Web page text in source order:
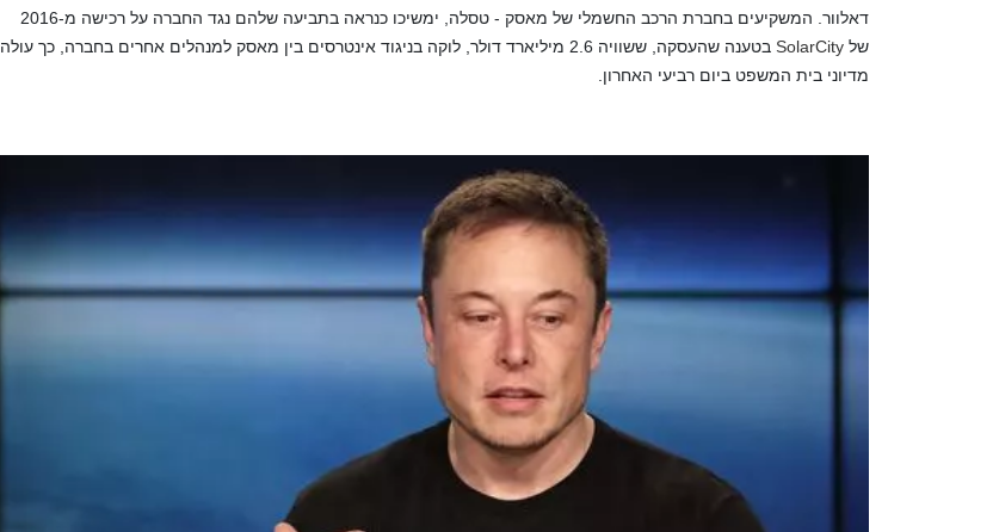
דאלוור. המשקיעים בחברת הרכב החשמלי של מאסק - טסלה, ימשיכו כנראה בתביעה שלהם נגד החברה על רכישה מ-2016
שלSolarCity
בטענה שהעסקה, ששוויה 2.6 מיליארד דולר, לוקה בניגוד אינטרסים בין מאסק למנהלים אחרים בחברה, כך עולה
מדיוני בית המשפט ביום רביעי האחרון.